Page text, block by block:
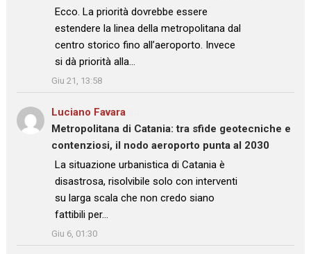
: “Ecco. La priorità dovrebbe essere
estendere la linea della metropolitana dal
centro storico fino all’aeroporto. Invece
si dà priorità alla…
”
Giu 21, 13:58
Luciano Favara
Metropolitana di Catania: tra sfide geotecniche e
contenziosi, il nodo aeroporto punta al 2030
: “La situazione urbanistica di Catania è
disastrosa, risolvibile solo con interventi
su larga scala che non credo siano
fattibili per…
”
Giu 6, 01:30